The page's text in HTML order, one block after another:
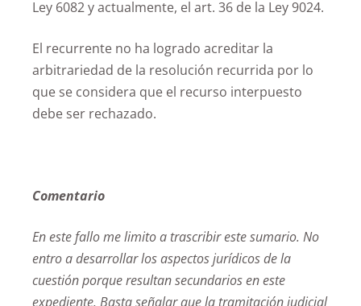
Ley 6082 y actualmente, el art. 36 de la Ley 9024.
El recurrente no ha logrado acreditar la
arbitrariedad de la resolución recurrida por lo
que se considera que el recurso interpuesto
debe ser rechazado.
Comentario
En este fallo me limito a trascribir este sumario. No
entro a desarrollar los aspectos jurídicos de la
cuestión porque resultan secundarios en este
expediente. Basta señalar que la tramitación judicial